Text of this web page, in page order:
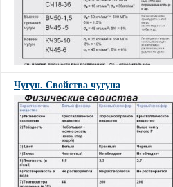
Чугун. Свойства чугуна